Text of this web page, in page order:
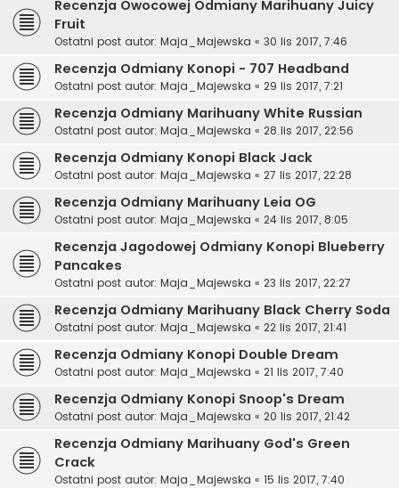
Recenzja Owocowej Odmiany Marihuany Juicy
Fruit
Ostatni post autor: Maja_Majewska « 30 lis 2017, 7:46
Recenzja Odmiany Konopi - 707 Headband
Ostatni post autor: Maja_Majewska « 29 lis 2017, 7:21
Recenzja Odmiany Marihuany White Russian
Ostatni post autor: Maja_Majewska « 28 lis 2017, 22:56
Recenzja Odmiany Konopi Black Jack
Ostatni post autor: Maja_Majewska « 27 lis 2017, 22:28
Recenzja Odmiany Marihuany Leia OG
Ostatni post autor: Maja_Majewska « 24 lis 2017, 8:05
Recenzja Jagodowej Odmiany Konopi Blueberry
Pancakes
Ostatni post autor: Maja_Majewska « 23 lis 2017, 22:27
Recenzja Odmiany Marihuany Black Cherry Soda
Ostatni post autor: Maja_Majewska « 22 lis 2017, 21:41
Recenzja Odmiany Konopi Double Dream
Ostatni post autor: Maja_Majewska « 21 lis 2017, 7:40
Recenzja Odmiany Konopi Snoop's Dream
Ostatni post autor: Maja_Majewska « 20 lis 2017, 21:42
Recenzja Odmiany Marihuany God's Green
Crack
Ostatni post autor: Maja_Majewska « 15 lis 2017, 7:40